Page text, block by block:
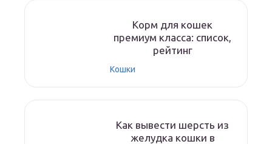
Корм для кошек
премиум класса: список,
рейтинг
Кошки
Как вывести шерсть из
желудка кошки в